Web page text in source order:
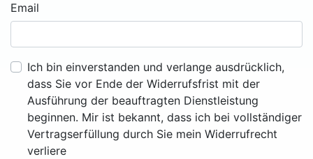
Email
Ich bin einverstanden und verlange ausdrücklich,
dass Sie vor Ende der Widerrufsfrist mit der
Ausführung der beauftragten Dienstleistung
beginnen. Mir ist bekannt, dass ich bei vollständiger
Vertragserfüllung durch Sie mein Widerrufrecht
verliere